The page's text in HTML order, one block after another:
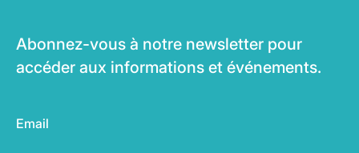
Abonnez-vous à notre newsletter pour
accéder aux informations et événements.
Email